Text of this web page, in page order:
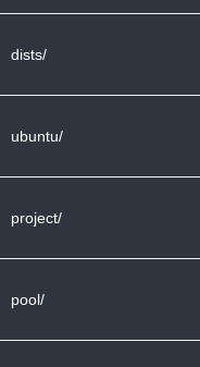
dists/
ubuntu/
project/
pool/